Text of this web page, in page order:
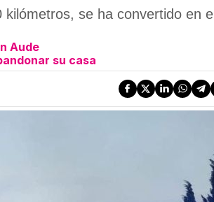
se ha convertido en el
Aude
su casa